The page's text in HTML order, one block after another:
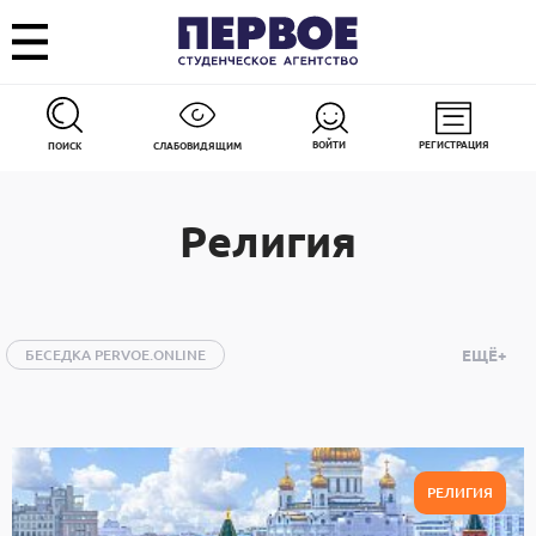
ПОИСК СЛАБОВИДЯЩИМ ВОЙТИ РЕГИСТРАЦИЯ
Религия
БЕСЕДКА PERVOE.ONLINE
ИГРЫ ИНТЕРНЕТ КИНО КНИГИ
КОСМОС КУЛЬТУРА ЛЕСНЫЕ ПОЖАРЫ
ЕЩЁ+
РЕЛИГИЯ